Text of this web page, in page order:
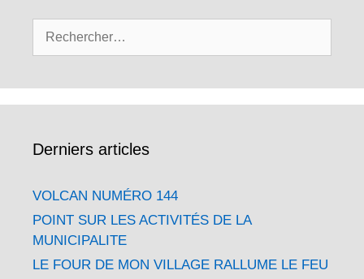
Derniers articles
VOLCAN NUMÉRO 144
POINT SUR LES ACTIVITÉS DE LA
MUNICIPALITE
LE FOUR DE MON VILLAGE RALLUME LE FEU